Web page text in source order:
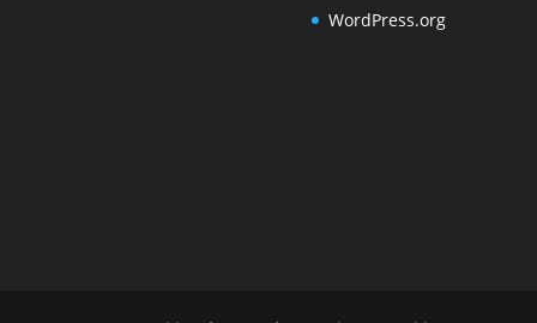
WordPress.org